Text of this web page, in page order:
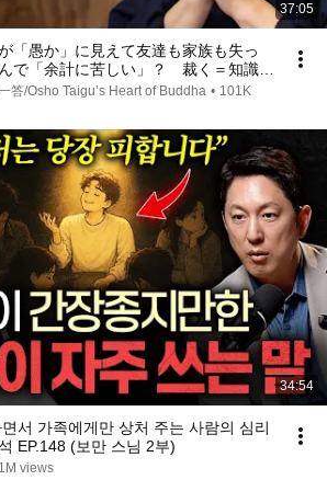
37:05
「愚か」に見えて友達も家族も失っ
で「余計に苦しい」？ 裁く＝知識の
く智慧｜大愚和尚の一問一答
答/Osho Taigu’s Heart of Buddha • 101K
34:54
서 가족에게만 상처 주는 사람의 심리
EP.148 (보만 스님 2부)
1M views